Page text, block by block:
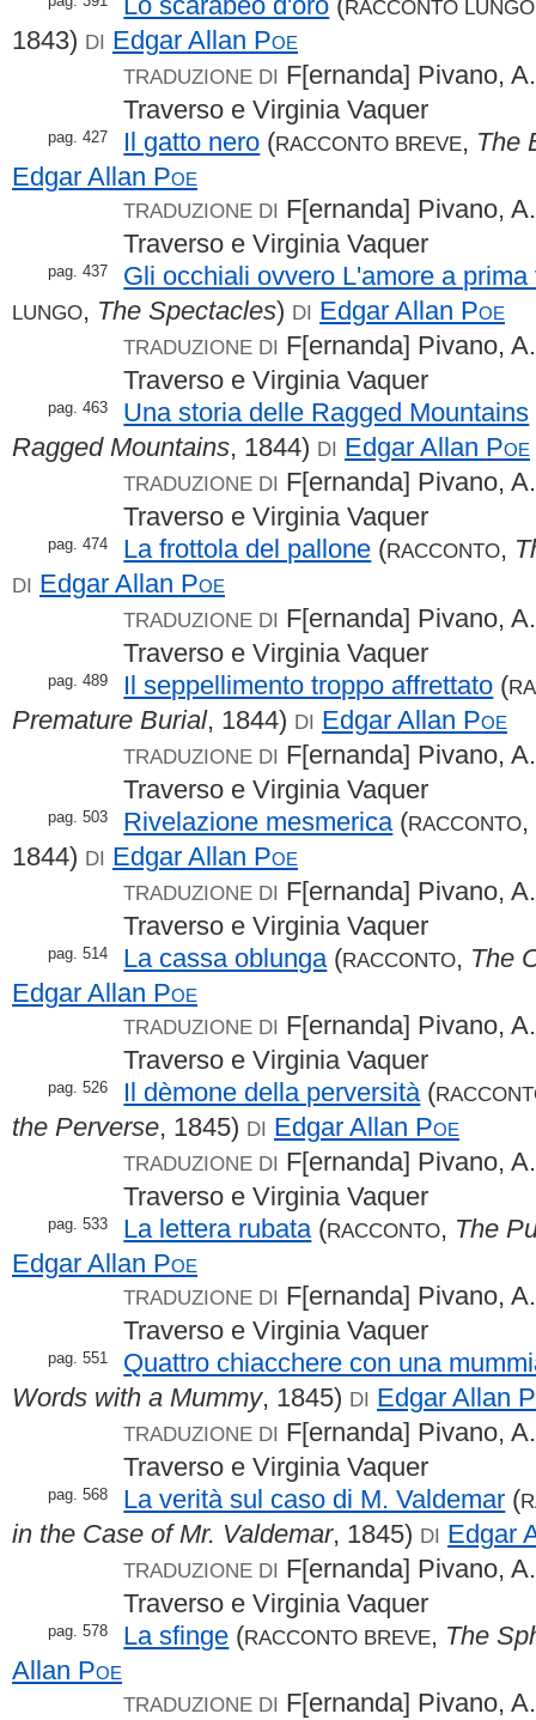
RACCONTO LUNGO
1843) DI Edgar Allan Poe
TRADUZIONE DI F[ernanda] Pivano,
Traverso e Virginia Vaquer
pag. 427 Il gatto nero (RACCONTO BREVE, The
Edgar Allan Poe
TRADUZIONE DI F[ernanda] Pivano,
Traverso e Virginia Vaquer
pag. 437 Gli occhiali ovvero L'amore a prima
LUNGO, The Spectacles) DI Edgar Allan Poe
TRADUZIONE DI F[ernanda] Pivano,
Traverso e Virginia Vaquer
pag. 463 Una storia delle Ragged Mountains
Ragged Mountains, 1844) DI Edgar Allan Poe
TRADUZIONE DI F[ernanda] Pivano,
Traverso e Virginia Vaquer
pag. 474 La frottola del pallone (RACCONTO,
DI Edgar Allan Poe
TRADUZIONE DI F[ernanda] Pivano,
Traverso e Virginia Vaquer
pag. 489 Il seppellimento troppo affrettato (
Premature Burial, 1844) DI Edgar Allan Poe
TRADUZIONE DI F[ernanda] Pivano,
Traverso e Virginia Vaquer
pag. 503 Rivelazione mesmerica (RACCONTO,
1844) DI Edgar Allan Poe
TRADUZIONE DI F[ernanda] Pivano,
Traverso e Virginia Vaquer
pag. 514 La cassa oblunga (RACCONTO, The
Edgar Allan Poe
TRADUZIONE DI F[ernanda] Pivano,
Traverso e Virginia Vaquer
pag. 526 Il dèmone della perversità (
the Perverse, 1845) DI Edgar Allan Poe
TRADUZIONE DI F[ernanda] Pivano,
Traverso e Virginia Vaquer
pag. 533 La lettera rubata (RACCONTO, The
Edgar Allan Poe
TRADUZIONE DI F[ernanda] Pivano,
Traverso e Virginia Vaquer
pag. 551
Quattro chiacchere con una
Words with a Mummy, 1845) DI Edgar Allan
TRADUZIONE DI F[ernanda] Pivano,
Traverso e Virginia Vaquer
pag. 568 La verità sul caso di M. Valdemar (
in the Case of Mr. Valdemar, 1845) DI Edgar
TRADUZIONE DI F[ernanda] Pivano,
Traverso e Virginia Vaquer
pag. 578 La sfinge (RACCONTO BREVE, The
Allan Poe
TRADUZIONE DI F[ernanda] Pivano,